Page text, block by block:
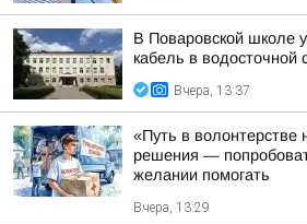
В Поваровской школе
кабель в водосточной
Вчера, 13:37
«Путь в волонтерстве
решения —
желании помогать
Вчера, 13:29